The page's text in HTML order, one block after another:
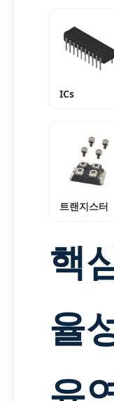
ICs
트랜지스터
핵
율